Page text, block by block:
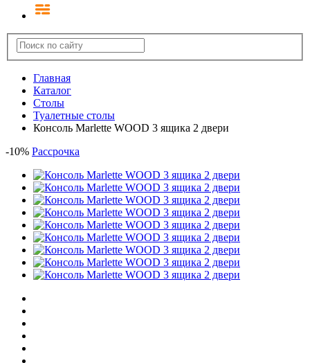
Главная
Каталог
Столы
Туалетные столы
Консоль Marlette WOOD 3 ящика 2 двери
-10% Рассрочка